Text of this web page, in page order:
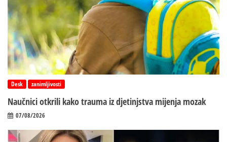
Desk zanimljivosti
Naučnici otkrili kako trauma iz d‌jetinjstva mijenja mozak
07/08/2026